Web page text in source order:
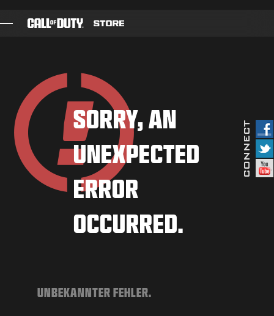
BATTLE PASS
BLACKCELL
COD-PUNKTE
AUSRÜSTUNGS-SHOP
COMBAT BUILDS
SORRY, AN
UNEXPECTED
ERROR
OCCURRED.
UNBEKANNTER FEHLER.